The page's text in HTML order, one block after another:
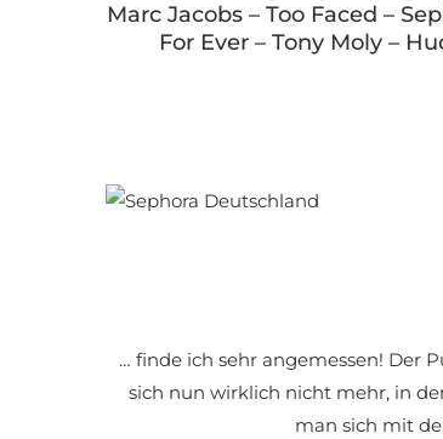
Marc Jacobs – Too Faced –
For Ever – Tony Moly –
… finde ich sehr angemessen! Der
sich nun wirklich nicht mehr, in
man sich mit